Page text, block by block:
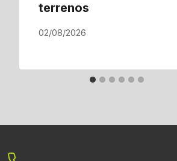
terrenos
02/08/2026